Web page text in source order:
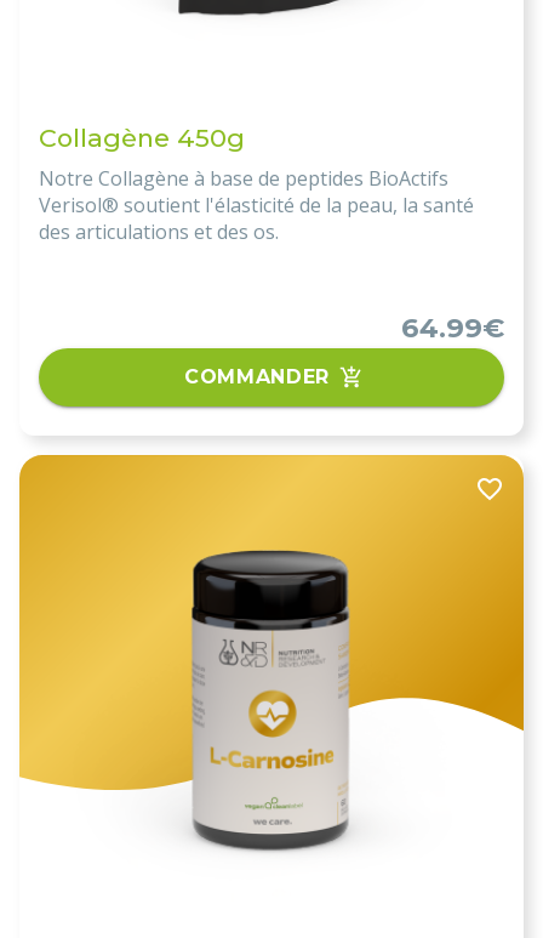
Collagène 450g
Notre Collagène à base de peptides BioActifs
Verisol® soutient l'élasticité de la peau, la santé
des articulations et des os.
64.99€
COMMANDER